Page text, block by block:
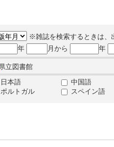
※雑誌を検索するときは、
年
月から 年
立図書館
日本語 中国語
ポルトガル
スペイン語